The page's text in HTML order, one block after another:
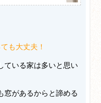
も大丈夫！
ている家は多いと思い
窓があるからと諦める